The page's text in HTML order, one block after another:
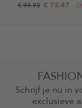
€ 99,95 € 73,47 -
Schrijf je nu in
exclusieve